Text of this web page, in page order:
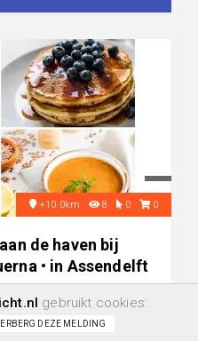
+10.0km 8 0 0
de haven bij
• in Assendelft
+/-€ 12,50
€ 23,95
gebruikt cookies:
DEZE MELDING